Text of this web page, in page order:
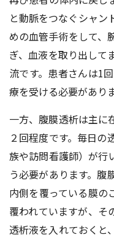
と動脈をつなぐシャン
めの血管手術をして、
ぎ、血液を取り出して
流です。患者さんは1
療を受ける必要がありま
一方、腹膜透析は主に
２回程度です。毎日の
族や訪問看護師）が行
う必要があります。腹
内側を覆っている膜の
覆われていますが、そ
透析液を入れておくと